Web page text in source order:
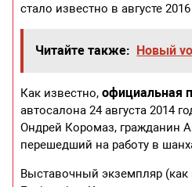
стало известно в августе 2016
Читайте также: Новый
Как известно,официальная
автосалона 24 августа 2014
Ондрей Коромаз, гражданин
перешедший на работу в
Выставочный экземпляр